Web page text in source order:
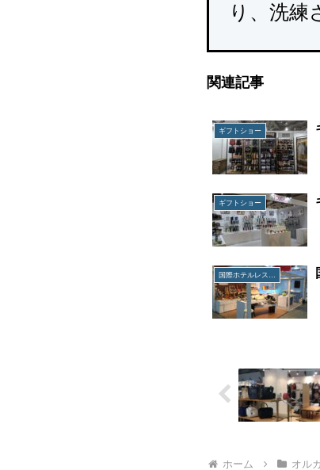
り、洗練
関連記事
ギフトショー
ギフトショー
国際ホテルレストランショー
ホーム オル